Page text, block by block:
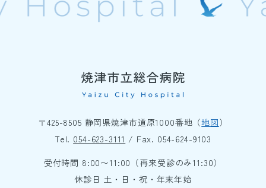
〒425-8505 静岡県焼津市道原1000番地（地図）
Tel. 054-623-3111 / Fax. 054-624-9103
受付時間 8:00〜11:00（再来受診のみ11:30）
休診日 土・日・祝・年末年始